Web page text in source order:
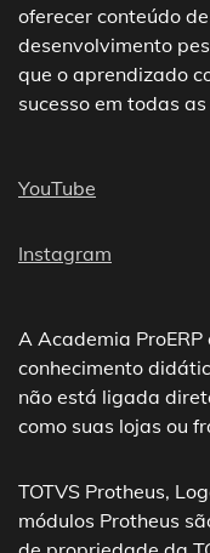
oferecer conteúdo
desenvolvimento
que o aprendizado
sucesso em todas
YouTube
Instagram
A Academia
conhecimento
não está ligada
como suas lojas ou
TOTVS Protheus,
módulos Protheus